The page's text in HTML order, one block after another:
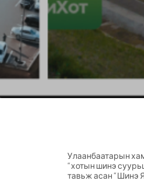
Улаанбаатарын
“хотын шинэ
тавьж асан “Шинэ